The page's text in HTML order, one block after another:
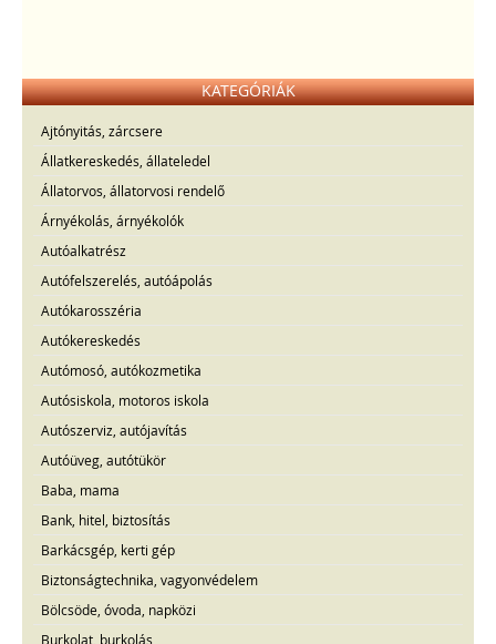
KATEGÓRIÁK
Ajtónyitás, zárcsere
Állatkereskedés, állateledel
Állatorvos, állatorvosi rendelő
Árnyékolás, árnyékolók
Autóalkatrész
Autófelszerelés, autóápolás
Autókarosszéria
Autókereskedés
Autómosó, autókozmetika
Autósiskola, motoros iskola
Autószerviz, autójavítás
Autóüveg, autótükör
Baba, mama
Bank, hitel, biztosítás
Barkácsgép, kerti gép
Biztonságtechnika, vagyonvédelem
Bölcsöde, óvoda, napközi
Burkolat, burkolás